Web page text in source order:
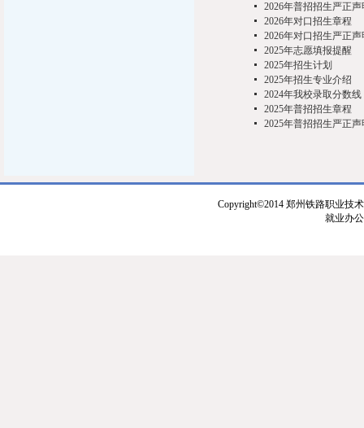
2026年普招招生严正声
2026年对口招生章程
2026年对口招生严正声
2025年志愿填报提醒
​2025年招生计划
2025年招生专业介绍
2024年我校录取分数线
2025年普招招生章程
2025年普招招生严正声
Copyright©2014 郑州铁路职业技
就业办公